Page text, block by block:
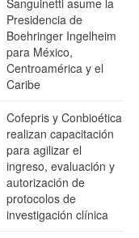
Sanguinetti asume la
Presidencia de
Boehringer Ingelheim
para México,
Centroamérica y el
Caribe
Cofepris y Conbioética
realizan capacitación
para agilizar el
ingreso, evaluación y
autorización de
protocolos de
investigación clínica